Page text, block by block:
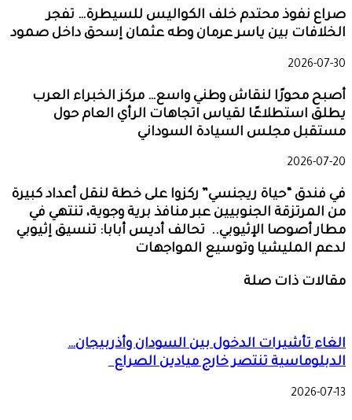
صراع نفوذ محتدم خلف الكواليس للسيطرة… تفجر
الخلافات بين ياسر عرمان وطه عثمان إسحق داخل صمود
2026-07-30
أصبح محورًا لنقاش وطني واسع… مركز الخبراء العرب
يطلق استطلاعًا لقياس اتجاهات الرأي العام حول
مستقبل مجلس السيادة السوداني
2026-07-20
في فندق “حياة ريجنسي” ركزوا على خطة لنقل أعداد كبيرة
من المرتزقة الجنوبيين عبر منافذ برية وجوية، تنتهي في
مطار أصوصا الإثيوبي.. تحالف أديس أبابا: تنسيق إثيوبي
لدعم المليشيا وتوسيع المواجهات
مقالات ذات صلة
الغاء تأشيرات الدخول بين السودان وأذربيجان…
الدبلوماسية تنتصر خارج ميادين الصراع
2026-07-13